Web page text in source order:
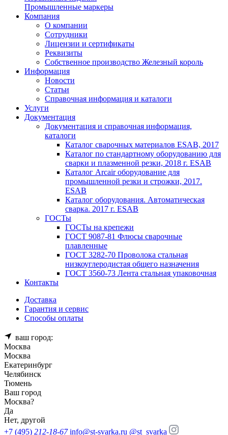
Промышленные маркеры
Компания
О компании
Сотрудники
Лицензии и сертификаты
Реквизиты
Собственное производство Железный король
Информация
Новости
Статьи
Справочная информация и каталоги
Услуги
Документация
Документация и справочная информация,
каталоги
Каталог сварочных материалов ESAB, 2017
Каталог по стандартному оборудованию для
сварки и плазменной резки, 2018 г. ESAB
Каталог Arcair оборудование для
промышленной резки и строжки, 2017.
ESAB
Каталог оборудования. Автоматическая
сварка. 2017 г. ESAB
ГОСТы
ГОСТы на крепежи
ГОСТ 9087-81 Флюсы сварочные
плавленные
ГОСТ 3282-70 Проволока стальная
низкоуглеродистая общего назначения
ГОСТ 3560-73 Лента стальная упаковочная
Контакты
Доставка
Гарантия и сервис
Способы оплаты
ваш город:
Москва
Москва
Екатеринбург
Челябинск
Тюмень
Ваш город
Москва?
Да
Нет, другой
+7 (495) 212-18-67 info@st-svarka.ru @st_svarka